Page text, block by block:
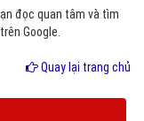
đọc quan tâm và tìm
Google.
Quay lại trang chủ